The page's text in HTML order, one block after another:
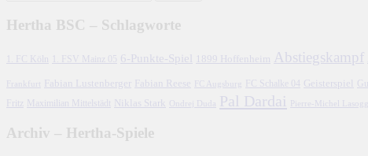
Hertha BSC – Schlagworte
1. FC Köln 1. FSV Mainz 05 6-Punkte-Spiel 1899 Hoffenheim Abstiegskampf
Fabian Lustenberger Fabian Reese FC Schalke 04 Geisterspiel
Maximilian Mittelstädt Niklas Stark Pal Dardai Pierre-Michel Lasogga
Archiv – Hertha-Spiele